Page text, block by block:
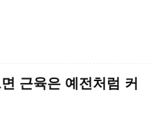
근육은 예전처럼 커